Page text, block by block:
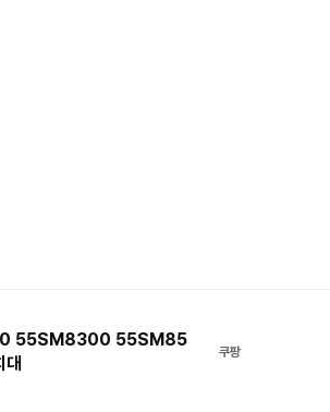
55SM8300 55SM85
쿠팡